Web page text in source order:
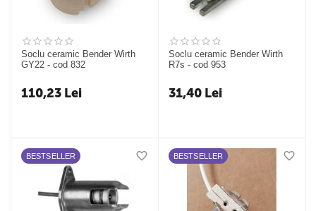
Soclu ceramic Bender Wirth
GY22 - cod 832
110,23 Lei
Soclu ceramic Bender Wirth
R7s - cod 953
31,40 Lei
BESTSELLER BESTSELLER